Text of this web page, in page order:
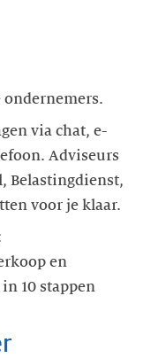
ondernemers.
via chat, e-
Adviseurs
Belastingdienst,
voor je klaar.
en
10 stappen